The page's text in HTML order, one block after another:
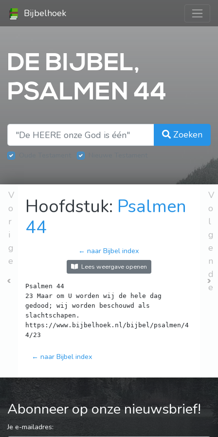
Bijbelhoek
DE BIJBEL,
PSALMEN 44
Zoeken
V
o
r
i
g
e
Hoofdstuk: Psalmen
44
← naar Bijbel index
Lees weergave openen
Psalmen 44
23 Maar om U worden wij de hele dag
gedood; wij worden beschouwd als
slachtschapen.
https://www.bijbelhoek.nl/bijbel/psalmen/4
← naar Bijbel index
V
o
l
g
e
n
d
e
Abonneer op onze nieuwsbrief!
Je e-mailadres: